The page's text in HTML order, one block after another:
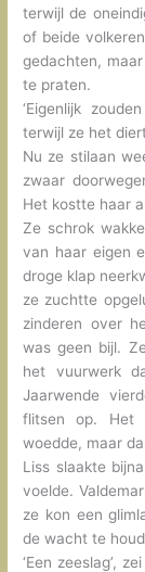
terwijl de
of beide
gedachten,
te praten.
‘Eigenlijk
terwijl ze het
Nu ze stilaan
zwaar
Het kostte haar
Ze schrok
van haar eigen
droge klap
ze zuchtte
zinderen over
was geen bijl.
het vuurwerk
Jaarwende
flitsen op. Het
woedde, maar
Liss slaakte
voelde.
ze kon een
de wacht te
‘Een zeeslag’,